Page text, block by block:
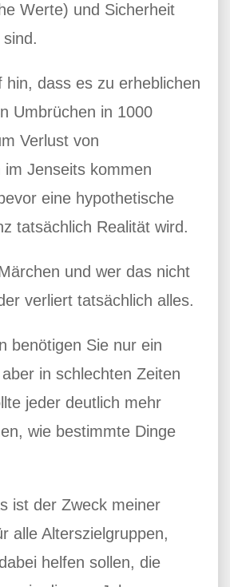
Werte) und Sicherheit
hin, dass es zu erheblichen
Umbrüchen in 1000
Verlust von
im Jenseits kommen
eine hypothetische
tatsächlich Realität wird.
und wer das nicht
verliert tatsächlich alles.
benötigen Sie nur ein
in schlechten Zeiten
jeder deutlich mehr
wie bestimmte Dinge
ist der Zweck meiner
alle Alterszielgruppen,
helfen sollen, die